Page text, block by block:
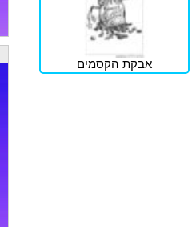
אבקת הקסמים